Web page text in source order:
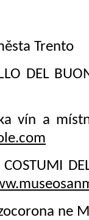
Trento
DEL
vín a
ne